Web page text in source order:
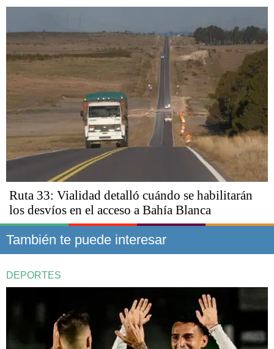
Ruta 33: Vialidad detalló cuándo se habilitarán
los desvíos en el acceso a Bahía Blanca
También te puede interesar
DEPORTES